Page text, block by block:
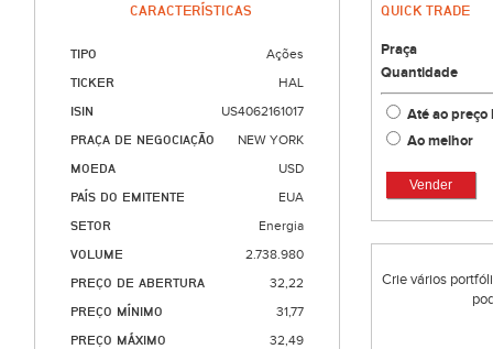
CARACTERÍSTICAS
TIPO Ações
TICKER HAL
ISIN US4062161017
PRAÇA DE NEGOCIAÇÃO NEW YORK
MOEDA USD
PAÍS DO EMITENTE EUA
SETOR Energia
VOLUME 2.738.980
PREÇO DE ABERTURA 32,22
PREÇO MÍNIMO 31,77
PREÇO MÁXIMO 32,49
QUICK TRADE
Praça
Quantidade
Até ao
Ao melhor
Vender
Crie vários